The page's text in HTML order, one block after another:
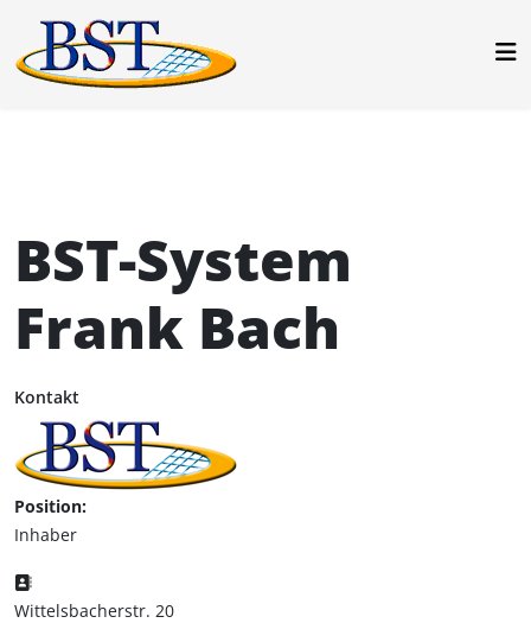
BST-System
Frank Bach
Kontakt
Position:
Inhaber
Adresse:
Wittelsbacherstr. 20